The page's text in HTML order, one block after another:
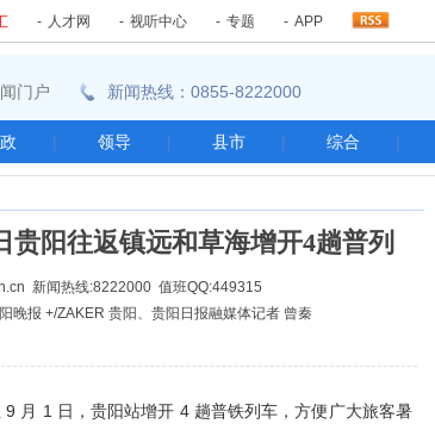
- 人才网 - 视听中心 - 专题 - APP
门户 新闻热线：0855-8222000
| 领导 | 县市 | 综合 |
贵阳往返镇远和草海增开4趟普列
新闻热线:8222000 值班QQ:449315
晚报 +/ZAKER 贵阳、贵阳日报融媒体记者 曾秦
1 日，贵阳站增开 4 趟普铁列车，方便广大旅客暑